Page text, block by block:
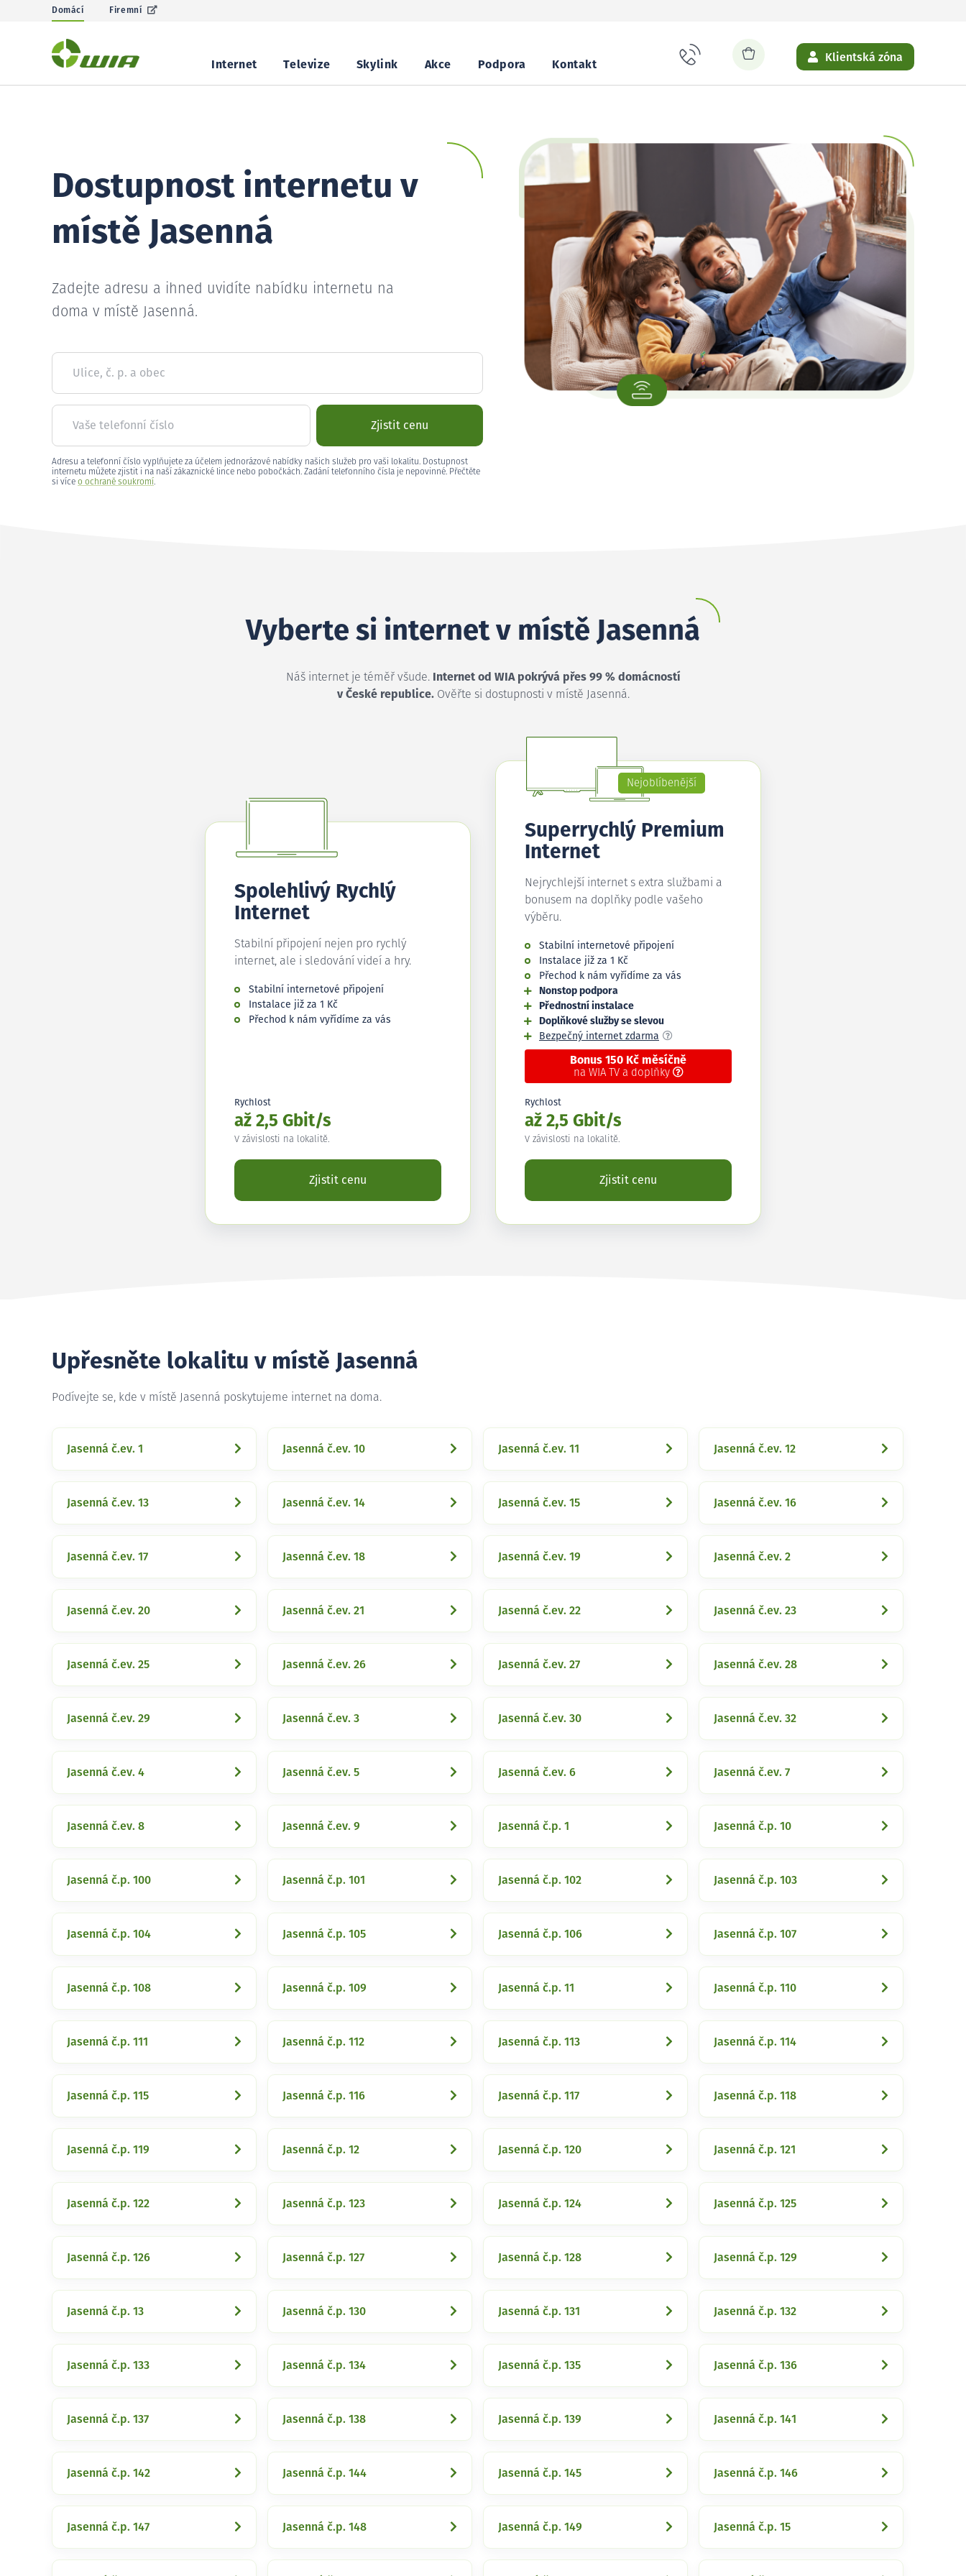
Domácí Firemní
Internet Televize Skylink Akce Podpora Kontakt
Klientská zóna
Dostupnost internetu v
místě Jasenná
Zadejte adresu a ihned uvidíte nabídku internetu na
doma v místě Jasenná.
Ulice, č. p. a obec
Vaše telefonní číslo Zjistit cenu
Adresu a telefonní číslo vyplňujete za účelem jednorázové nabídky našich služeb pro vaši lokalitu. Dostupnost
internetu můžete zjistit i na naší zákaznické lince nebo pobočkách. Zadání telefonního čísla je nepovinné. Přečtěte
si více o ochraně soukromí.
Vyberte si internet v místě Jasenná
Náš internet je téměř všude.
Internet od WIA pokrývá přes 99 % domácností
v České republice.Ověřte si dostupnosti v místě Jasenná.
Spolehlivý Rychlý
Internet
Stabilní připojení nejen pro rychlý
internet, ale i sledování videí a hry.
Stabilní internetové připojení
Instalace již za 1 Kč
Přechod k nám vyřídíme za vás
Rychlost
až 2,5 Gbit/s
V závislosti na lokalitě.
Zjistit cenu
Nejoblíbenější
Superrychlý Premium
Internet
Nejrychlejší internet s extra službami a
bonusem na doplňky podle vašeho
výběru.
Stabilní internetové připojení
Instalace již za 1 Kč
Přechod k nám vyřídíme za vás
Nonstop podpora
Přednostní instalace
Doplňkové služby se slevou
Bezpečný internet zdarma
Bonus 150 Kč měsíčně
na WIA TV a doplňky
Rychlost
až 2,5 Gbit/s
V závislosti na lokalitě.
Zjistit cenu
Upřesněte lokalitu v místě Jasenná
Podívejte se, kde v místě Jasenná poskytujeme internet na doma.
Jasenná č.ev. 1 Jasenná č.ev. 10 Jasenná č.ev. 11 Jasenná č.ev. 12
Jasenná č.ev. 13 Jasenná č.ev. 14 Jasenná č.ev. 15 Jasenná č.ev. 16
Jasenná č.ev. 17 Jasenná č.ev. 18 Jasenná č.ev. 19 Jasenná č.ev. 2
Jasenná č.ev. 20 Jasenná č.ev. 21 Jasenná č.ev. 22 Jasenná č.ev. 23
Jasenná č.ev. 25 Jasenná č.ev. 26 Jasenná č.ev. 27 Jasenná č.ev. 28
Jasenná č.ev. 29 Jasenná č.ev. 3 Jasenná č.ev. 30 Jasenná č.ev. 32
Jasenná č.ev. 4 Jasenná č.ev. 5 Jasenná č.ev. 6 Jasenná č.ev. 7
Jasenná č.ev. 8 Jasenná č.ev. 9 Jasenná č.p. 1 Jasenná č.p. 10
Jasenná č.p. 100 Jasenná č.p. 101 Jasenná č.p. 102 Jasenná č.p. 103
Jasenná č.p. 104 Jasenná č.p. 105 Jasenná č.p. 106 Jasenná č.p. 107
Jasenná č.p. 108 Jasenná č.p. 109 Jasenná č.p. 11 Jasenná č.p. 110
Jasenná č.p. 111 Jasenná č.p. 112 Jasenná č.p. 113 Jasenná č.p. 114
Jasenná č.p. 115 Jasenná č.p. 116 Jasenná č.p. 117 Jasenná č.p. 118
Jasenná č.p. 119 Jasenná č.p. 12 Jasenná č.p. 120 Jasenná č.p. 121
Jasenná č.p. 122 Jasenná č.p. 123 Jasenná č.p. 124 Jasenná č.p. 125
Jasenná č.p. 126 Jasenná č.p. 127 Jasenná č.p. 128 Jasenná č.p. 129
Jasenná č.p. 13 Jasenná č.p. 130 Jasenná č.p. 131 Jasenná č.p. 132
Jasenná č.p. 133 Jasenná č.p. 134 Jasenná č.p. 135 Jasenná č.p. 136
Jasenná č.p. 137 Jasenná č.p. 138 Jasenná č.p. 139 Jasenná č.p. 141
Jasenná č.p. 142 Jasenná č.p. 144 Jasenná č.p. 145 Jasenná č.p. 146
Jasenná č.p. 147 Jasenná č.p. 148 Jasenná č.p. 149 Jasenná č.p. 15